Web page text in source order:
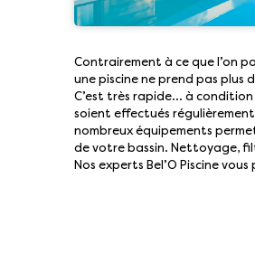
Contrairement à ce que l’on
une piscine ne prend pas plus
C’est très rapide… à condition
soient effectués
nombreux équipements
de votre bassin. Nettoyage,
Nos experts Bel’O Piscine